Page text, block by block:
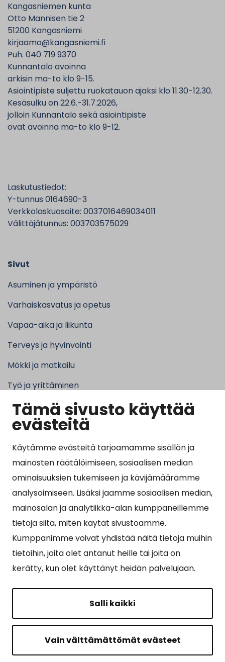
Tämä sivusto käyttää
evästeitä
Käytämme evästeitä tarjoamamme sisällön ja
mainosten räätälöimiseen, sosiaalisen median
ominaisuuksien tukemiseen ja kävijämäärämme
analysoimiseen. Lisäksi jaamme sosiaalisen median,
mainosalan ja analytiikka-alan kumppaneillemme
tietoja siitä, miten käytät sivustoamme.
Kumppanimme voivat yhdistää näitä tietoja muihin
tietoihin, joita olet antanut heille tai joita on
kerätty, kun olet käyttänyt heidän palvelujaan.
Salli kaikki
Vain välttämättömät evästeet
Kangasniemen kunta
Otto Mannisen tie 2
51200 Kangasniemi
kirjaamo@kangasniemi.fi
Puh. 040 719 9370
Kunnantalo avoinna
arkisin ma-to klo 9-15.
Asiointipiste suljettu ruokatauon ajaksi klo 11.30-12.30.
Kesäsulku on 22.6.-31.7.2026,
jolloin Kunnantalo sekä asiointipiste
ovat avoinna ma-to klo 9-12.
Laskutustiedot:
Y-tunnus 0164690-3
Verkkolaskuosoite: 0037016469034011
Välittäjätunnus: 003703575029
Sivut
Asuminen ja ympäristö
Varhaiskasvatus ja opetus
Vapaa-aika ja liikunta
Terveys ja hyvinvointi
Mökki ja matkailu
Työ ja yrittäminen
Kunta ja hallinto
Suosituimmat sivut
Esityslistat, pöytäkirjat, viranhaltijapäätökset ja
kuulutukset
Tietoa ja ohjeistusta koronavirukseen liittyen
Asiointipiste
Sähköinen asiointi
Yhteydenotto
Tilavaraus
Ruokalistat